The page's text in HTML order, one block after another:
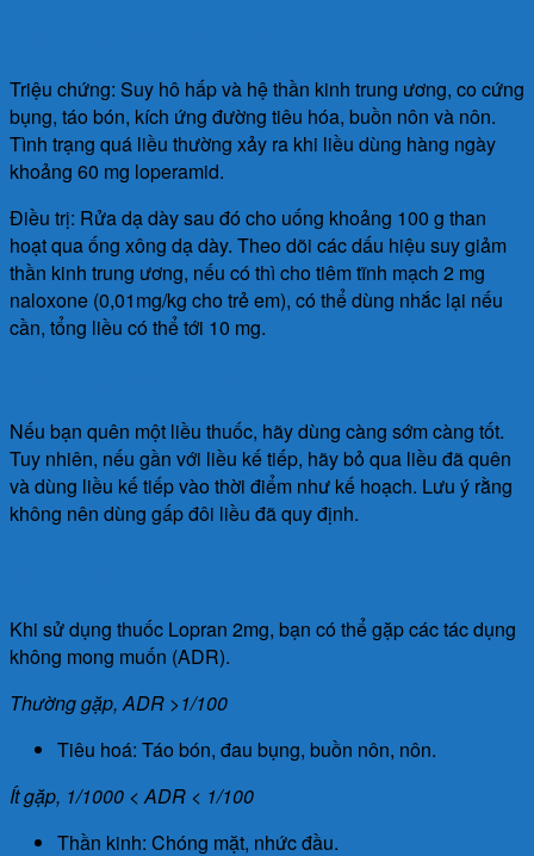
Triệu chứng: Suy hô hấp và hệ thần kinh trung ương, co cứng
bụng, táo bón, kích ứng đường tiêu hóa, buồn nôn và nôn.
Tình trạng quá liều thường xảy ra khi liều dùng hàng ngày
khoảng 60 mg loperamid.
Điều trị: Rửa dạ dày sau đó cho uống khoảng 100 g than
hoạt qua ống xông dạ dày. Theo dõi các dấu hiệu suy giảm
thần kinh trung ương, nếu có thì cho tiêm tĩnh mạch 2 mg
naloxone (0,01mg/kg cho trẻ em), có thể dùng nhắc lại nếu
cần, tổng liều có thể tới 10 mg.
Nếu bạn quên một liều thuốc, hãy dùng càng sớm càng tốt.
Tuy nhiên, nếu gần với liều kế tiếp, hãy bỏ qua liều đã quên
và dùng liều kế tiếp vào thời điểm như kế hoạch. Lưu ý rằng
không nên dùng gấp đôi liều đã quy định.
Khi sử dụng thuốc Lopran 2mg, bạn có thể gặp các tác dụng
không mong muốn (ADR).
Thường gặp, ADR >1/100
Tiêu hoá: Táo bón, đau bụng, buồn nôn, nôn.
Ít gặp, 1/1000 < ADR < 1/100
Thần kinh: Chóng mặt, nhức đầu.